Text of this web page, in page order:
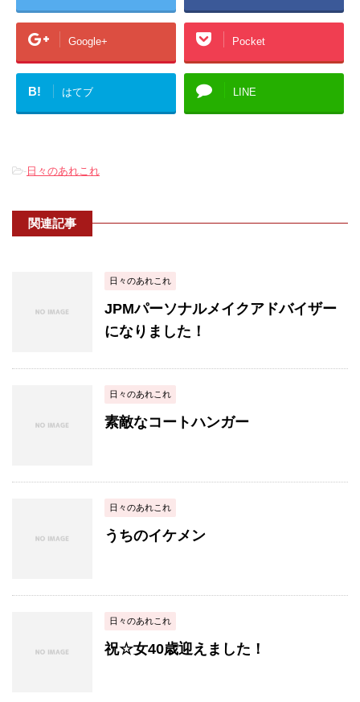
Google+ Pocket
B! はてブ LINE
- 日々のあれこれ
関連記事
日々のあれこれ
JPMパーソナルメイクアドバイザー
になりました！
日々のあれこれ
素敵なコートハンガー
日々のあれこれ
うちのイケメン
日々のあれこれ
祝☆女40歳迎えました！